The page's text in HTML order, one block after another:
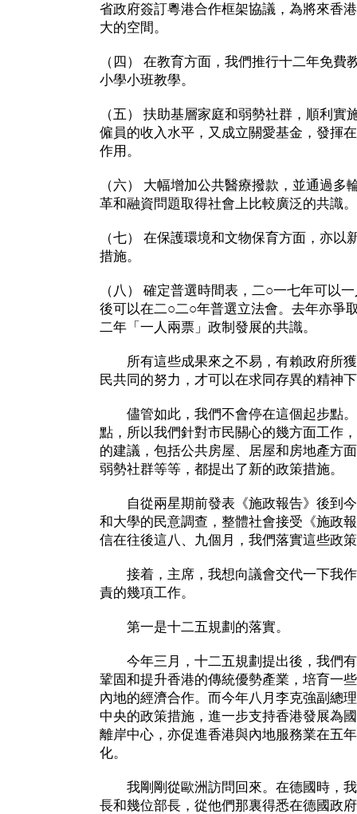
省政府簽訂粵港合作框架協議，為將來香
大的空間。
（四） 在教育方面，我們推行十二年免費
小學小班教學。
（五） 扶助基層家庭和弱勢社群，順利實
僱員的收入水平，又成立關愛基金，發揮
作用。
（六） 大幅增加公共醫療撥款，並通過多
革和融資問題取得社會上比較廣泛的共識。
（七） 在保護環境和文物保育方面，亦以
措施。
（八） 確定普選時間表，二○一七年可以
後可以在二○二○年普選立法會。去年亦爭
二年「一人兩票」政制發展的共識。
所有這些成果來之不易，有賴政府所獲
民共同的努力，才可以在求同存異的精神
儘管如此，我們不會停在這個起步點。
點，所以我們針對市民關心的幾方面工作
的建議，包括公共房屋、居屋和房地產方
弱勢社群等等，都提出了新的政策措施。
自從兩星期前發表《施政報告》後到今
和大學的民意調查，整體社會接受《施政
信在往後這八、九個月，我們落實這些政
接着，主席，我想向議會交代一下我作
責的幾項工作。
第一是十二五規劃的落實。
今年三月，十二五規劃提出後，我們有
鞏固和提升香港的傳統優勢產業，培育一
內地的經濟合作。而今年八月李克強副總
中央的政策措施，進一步支持香港發展為
離岸中心，亦促進香港與內地服務業在五
化。
我剛剛從歐洲訪問回來。在德國時，我
長和幾位部長，從他們那裏得悉在德國政